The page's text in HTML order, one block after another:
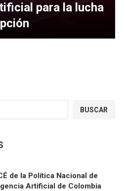
para la lucha
BUSCAR
de la Política Nacional de
Artificial de Colombia